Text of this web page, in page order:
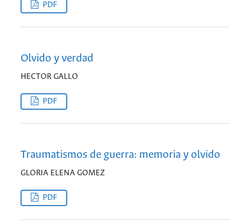
PDF
Olvido y verdad
HECTOR GALLO
PDF
Traumatismos de guerra: memoria y olvido
GLORIA ELENA GOMEZ
PDF